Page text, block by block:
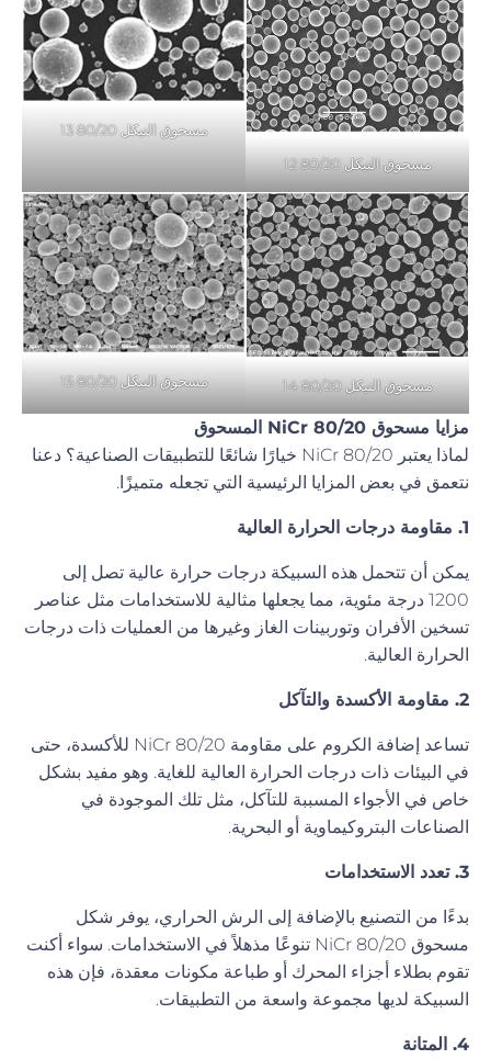
مسحوق النيكل 80/20 12
مسحوق النيكل 80/20 13
مسحوق النيكل 80/20 14 مسحوق النيكل 80/20 15
مزايا مسحوق NiCr 80/20 المسحوق
لماذا يعتبر NiCr 80/20 خيارًا شائعًا للتطبيقات الصناعية؟ دعنا
نتعمق في بعض المزايا الرئيسية التي تجعله متميزًا.
1. مقاومة درجات الحرارة العالية
يمكن أن تتحمل هذه السبيكة درجات حرارة عالية تصل إلى
1200 درجة مئوية، مما يجعلها مثالية للاستخدامات مثل عناصر
تسخين الأفران وتوربينات الغاز وغيرها من العمليات ذات درجات
الحرارة العالية.
2. مقاومة الأكسدة والتآكل
تساعد إضافة الكروم على مقاومة NiCr 80/20 للأكسدة، حتى
في البيئات ذات درجات الحرارة العالية للغاية. وهو مفيد بشكل
خاص في الأجواء المسببة للتآكل، مثل تلك الموجودة في
الصناعات البتروكيماوية أو البحرية.
3. تعدد الاستخدامات
بدءًا من التصنيع بالإضافة إلى الرش الحراري، يوفر شكل
مسحوق NiCr 80/20 تنوعًا مذهلاً في الاستخدامات. سواء أكنت
تقوم بطلاء أجزاء المحرك أو طباعة مكونات معقدة، فإن هذه
السبيكة لديها مجموعة واسعة من التطبيقات.
4. المتانة